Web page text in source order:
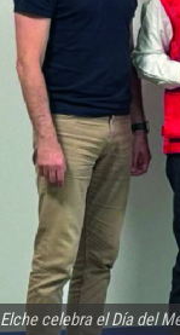
Elche celebra el Día del